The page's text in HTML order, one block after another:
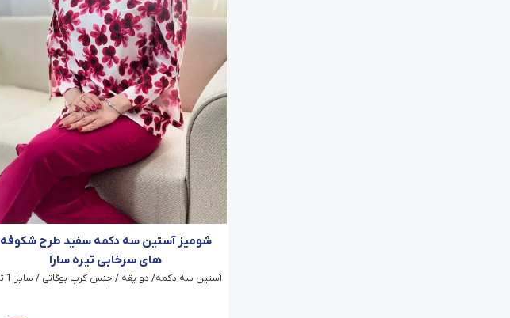
شومیز آستین سه دکمه سفید طرح شکوفه
های سرخابی تیره سارا
آستین سه دکمه/ دو یقه / جنس کرپ بوگاتی / سایز 1 تا 4